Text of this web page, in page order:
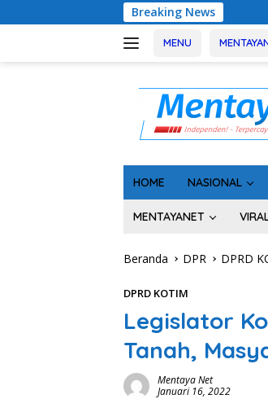
ke
Breaking News
MENU
HOME NASIONAL
MENTAYANET
Beranda DPR DPRD
DPRD KOTIM
Legislator
Tanah,
Mentaya Net
Januari 16, 2022